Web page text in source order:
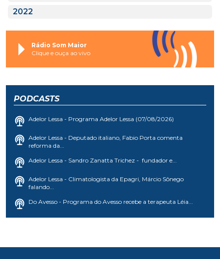
2022
Rádio Som Maior
Clique e ouça ao vivo
PODCASTS
Adelor Lessa - Programa Adelor Lessa (07/08/2026)
Adelor Lessa - Deputado italiano, Fabio Porta comenta
reforma da...
Adelor Lessa - Sandro Zanatta Trichez - fundador e...
Adelor Lessa - Climatologista da Epagri, Márcio Sônego
falando...
Do Avesso - Programa do Avesso recebe a terapeuta Léia...